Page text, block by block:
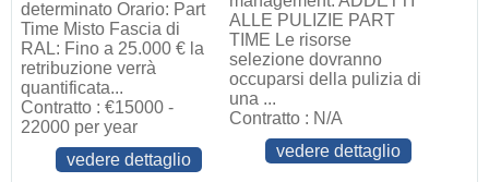
determinato Orario: Part
Time Misto Fascia di
RAL: Fino a 25.000 € la
retribuzione verrà
quantificata...
Contratto : €15000 -
22000 per year
vedere dettaglio
ALLE PULIZIE PART
TIME Le risorse
selezione dovranno
occuparsi della pulizia di
una ...
Contratto : N/A
vedere dettaglio